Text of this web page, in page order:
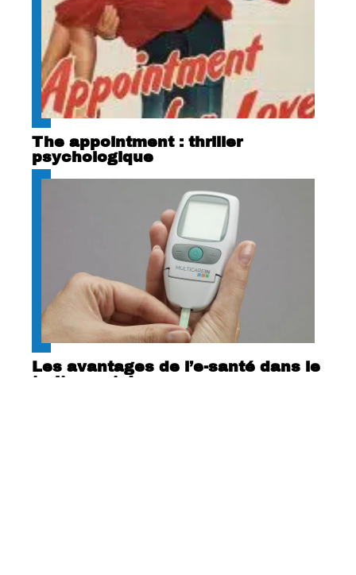
The appointment : thriller
psychologique
Les avantages de l’e-santé dans le
traitement du cancer